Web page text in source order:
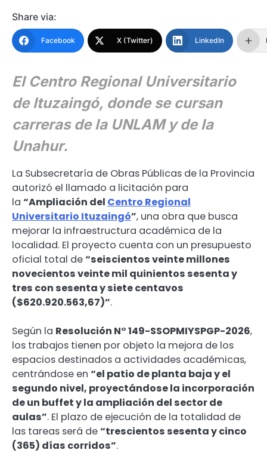
Share via:
Facebook X (Twitter) LinkedIn
El Centro Regional Universitario
de Ituzaingó, donde se cursan
carreras de la UNLAM y de la
Unahur.
La Subsecretaría de Obras Públicas de la Provincia
autorizó el llamado a licitación para
la “Ampliación del Centro Regional
Universitario Ituzaingó”, una obra que busca
mejorar la infraestructura académica de la
localidad. El proyecto cuenta con un presupuesto
oficial total de“seiscientos veinte millones
novecientos veinte mil quinientos sesenta y
tres con sesenta y siete centavos
($620.920.563,67)”.
Según la Resolución N° 149-SSOPMIYSPGP-2026,
los trabajos tienen por objeto la mejora de los
espacios destinados a actividades académicas,
centrándose en “el patio de planta baja y el
segundo nivel, proyectándose la incorporación
de un buffet y la ampliación del sector de
aulas”. El plazo de ejecución de la totalidad de
las tareas será de“trescientos sesenta y cinco
(365) días corridos”.